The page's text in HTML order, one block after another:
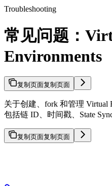
Troubleshooting
常见问题：
Environments
复制页面复制页面
关于创建、fork 和管理 Virtual
包括链 ID、时间戳、State
复制页面复制页面